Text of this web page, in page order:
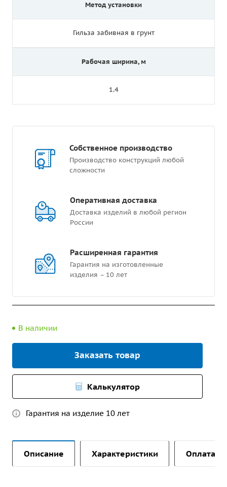
Метод установки
Гильза забивная в грунт
Рабочая ширина, м
1.4
Собственное производство
Производство конструкций любой
сложности
Оперативная доставка
Доставка изделий в любой регион
России
Расширенная гарантия
Гарантия на изготовленные
изделия – 10 лет
В наличии
Заказать товар
Калькулятор
Гарантия на изделие 10 лет
Описание Характеристики Оплата и